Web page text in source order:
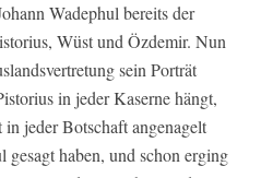
Wadephul bereits der
Wüst und Özdemir. Nun
sein Porträt
in jeder Kaserne hängt,
jeder Botschaft angenagelt
haben, und schon erging